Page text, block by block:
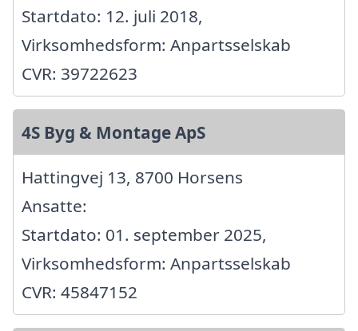
Startdato: 12. juli 2018,
Virksomhedsform: Anpartsselskab
CVR: 39722623
4S Byg & Montage ApS
Hattingvej 13, 8700 Horsens
Ansatte:
Startdato: 01. september 2025,
Virksomhedsform: Anpartsselskab
CVR: 45847152